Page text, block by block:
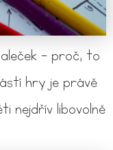
- proč, to
hry je právě
nejdřív libovolně